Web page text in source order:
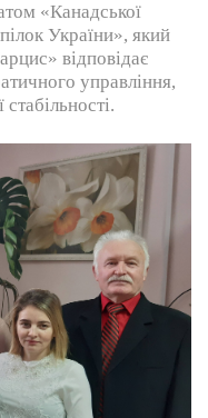
«Канадської
України», який
відповідає
управління,